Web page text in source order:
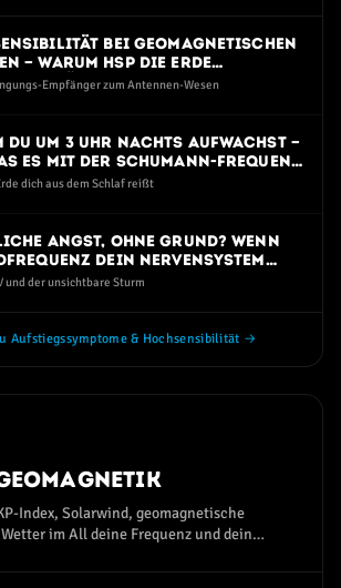
bei geomagnetischen
— warum HSP die Erde
spüren
Empfänger zum Antennen-Wesen
du um 3 Uhr nachts aufwachst —
es mit der Schumann-Frequenz
hatdich aus dem Schlaf reißt
Angst, ohne Grund? Wenn
dein Nervensystem
und der unsichtbare Sturm
Aufstiegssymptome & Hochsensibilität →
Index, Solarwind, geomagnetische
im All deine Frequenz und dein